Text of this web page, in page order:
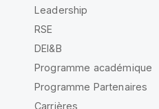
Leadership
RSE
DEI&B
Programme académique
Programme Partenaires
Carrières